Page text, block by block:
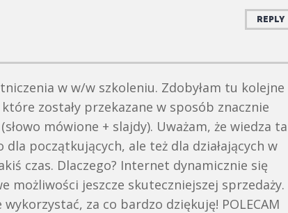
REPLY
w w/w szkoleniu. Zdobyłam tu kolejne
zostały przekazane w sposób znacznie
mówione + slajdy). Uważam, że wiedza ta
początkujących, ale też dla działających w
czas. Dlaczego? Internet dynamicznie się
możliwości jeszcze skuteczniejszej sprzedaży.
za co bardzo dziękuję! POLECAM